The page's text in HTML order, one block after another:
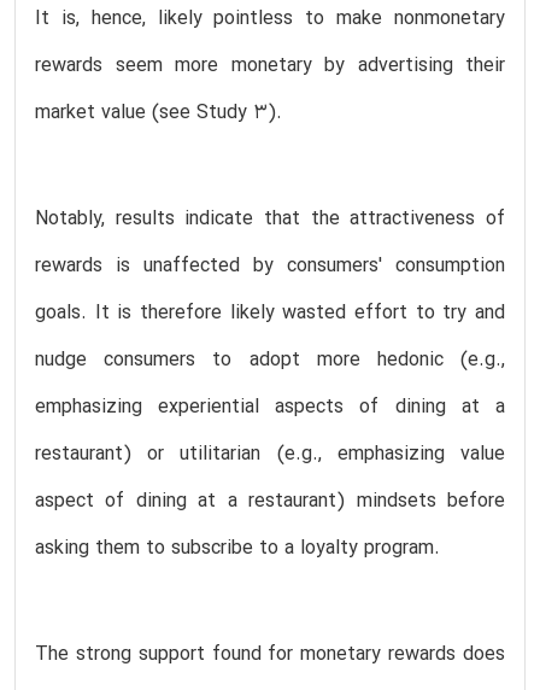
It is, hence, likely pointless to make nonmonetary
rewards seem more monetary by advertising their
market value (see Study 3).
Notably, results indicate that the attractiveness of
rewards is unaffected by consumers' consumption
goals. It is therefore likely wasted effort to try and
nudge consumers to adopt more hedonic (e.g.,
emphasizing experiential aspects of dining at a
restaurant) or utilitarian (e.g., emphasizing value
aspect of dining at a restaurant) mindsets before
asking them to subscribe to a loyalty program.
The strong support found for monetary rewards does